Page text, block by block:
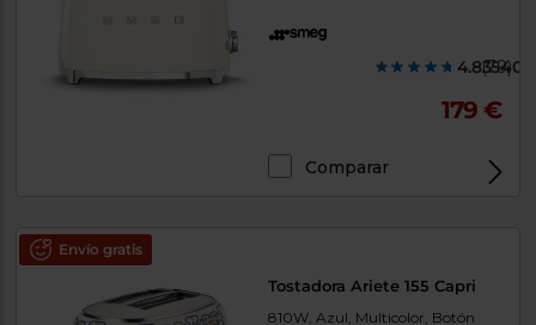
(79)
179 €
Comparar
Envío gratis
Tostadora Ariete 155 Capri
810W, Azul, Multicolor, Botón